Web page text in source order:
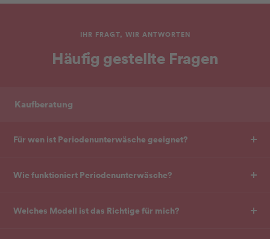
IHR FRAGT, WIR ANTWORTEN
Häufig gestellte Fragen
Kaufberatung
Für wen ist Periodenunterwäsche geeignet?
Wie funktioniert Periodenunterwäsche?
Welches Modell ist das Richtige für mich?